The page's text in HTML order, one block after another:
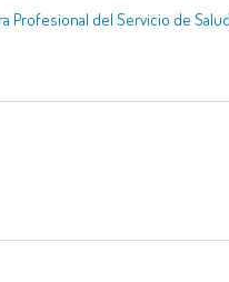
Profesional del Servicio de